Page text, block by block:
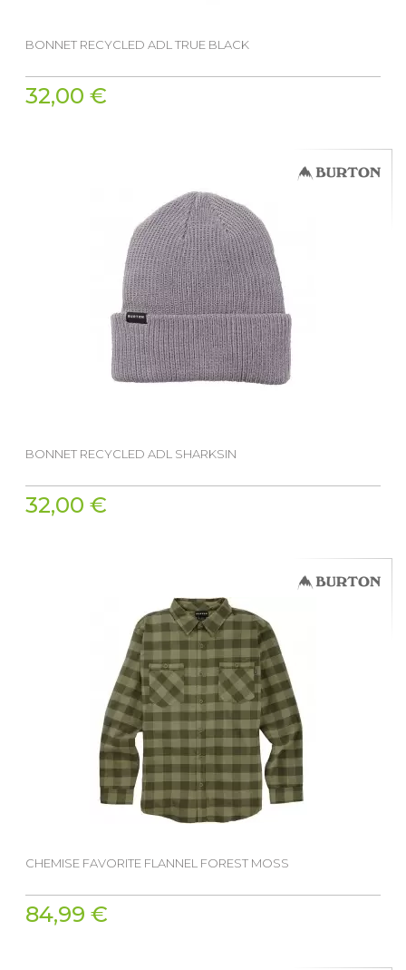
BONNET RECYCLED ADL TRUE BLACK
32,00 €
BONNET RECYCLED ADL SHARKSIN
32,00 €
CHEMISE FAVORITE FLANNEL FOREST MOSS
84,99 €